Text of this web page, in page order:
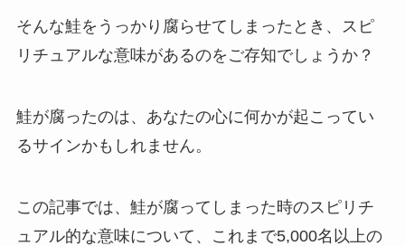
そんな鮭をうっかり腐らせてしまったとき、スピ
リチュアルな意味があるのをご存知でしょうか？
鮭が腐ったのは、あなたの心に何かが起こってい
るサインかもしれません。
この記事では、鮭が腐ってしまった時のスピリチ
ュアル的な意味について、これまで5,000名以上の